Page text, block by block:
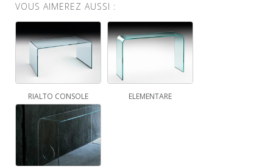
VOUS AIMEREZ AUSSI :
RIALTO CONSOLE ELEMENTARE